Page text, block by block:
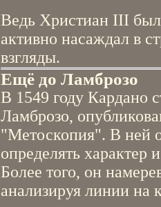
Ведь Христиан III
активно насаждал в
взгляды.
Ещё до Ламброзо
В 1549 году Кардано
Ламброзо,
"Метоскопия". В ней
определять характер
Более того, он
анализируя линии на